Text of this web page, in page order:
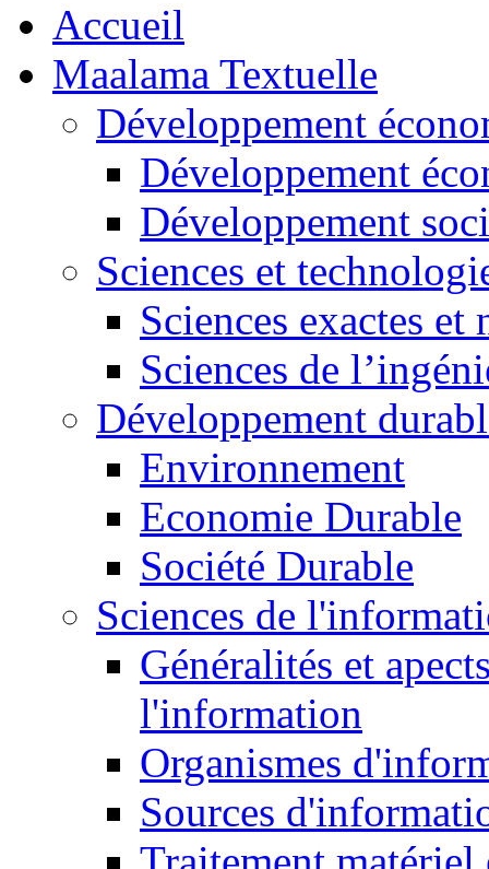
Accueil
Maalama Textuelle
Développement
Développement
Développement
Sciences et
Sciences exactes et
Sciences de
Développement
Environnement
Economie Durable
Société Durable
Sciences de
Généralités et
l'information
Organismes
Sources